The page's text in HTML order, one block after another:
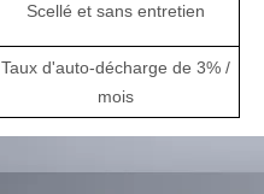
Scellé et sans entretien
Taux d'auto-décharge de 3% /
mois